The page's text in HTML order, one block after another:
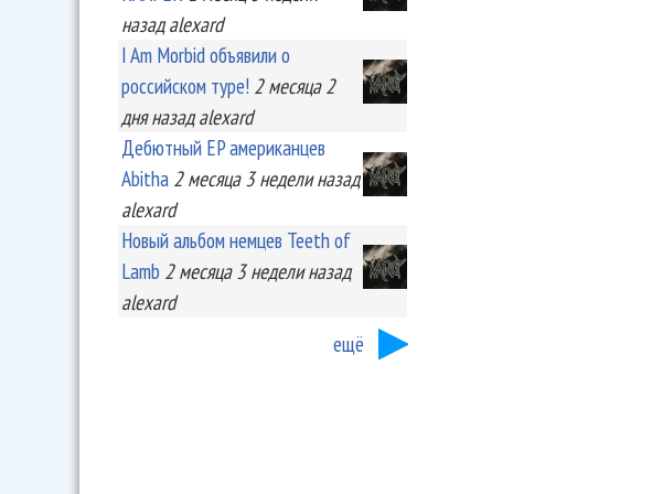
назад alexard
I Am Morbid объявили о
российском туре! 2 месяца 2
дняназад alexard
Дебютный EP американцев
Abitha 2 месяца 3 неделиназад
alexard
Новый альбом немцев Teeth of
Lamb 2 месяца 3 неделиназад
alexard
ещё